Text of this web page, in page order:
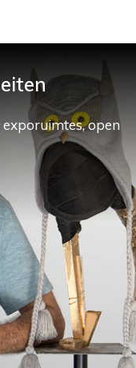
open